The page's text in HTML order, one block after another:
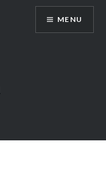
MENU